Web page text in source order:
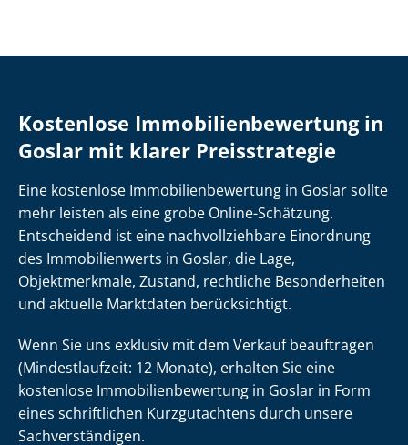
Kostenlose Im­mo­bi­li­en­be­wer­tung in
Goslar mit klarer Preisstrategie
Eine kostenlose Im­mo­bi­li­en­be­wer­tung in Goslar sollte
mehr leisten als eine grobe Online-Schätzung.
Entscheidend ist eine nach­voll­zieh­ba­re Einordnung
des Immobilienwerts in Goslar, die Lage,
Objektmerkmale, Zustand, rechtliche Besonderheiten
und aktuelle Marktdaten berücksichtigt.
Wenn Sie uns exklusiv mit dem Verkauf beauftragen
(Mindestlaufzeit: 12 Monate), erhalten Sie eine
kostenlose Im­mo­bi­li­en­be­wer­tung in Goslar in Form
eines schriftlichen Kurzgutachtens durch unsere
Sach­ver­stän­di­gen.